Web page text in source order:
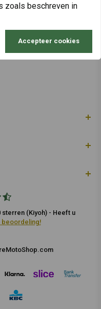
(The Netherlands)
sterren (Kiyoh) - Heeft u
beoordeling!
zoals beschreven in
Accepteer cookies